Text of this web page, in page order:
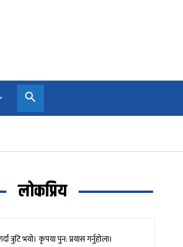
लोकप्रिय
त्रुटि भयो। कृपया पुन: प्रयास गर्नुहोला।